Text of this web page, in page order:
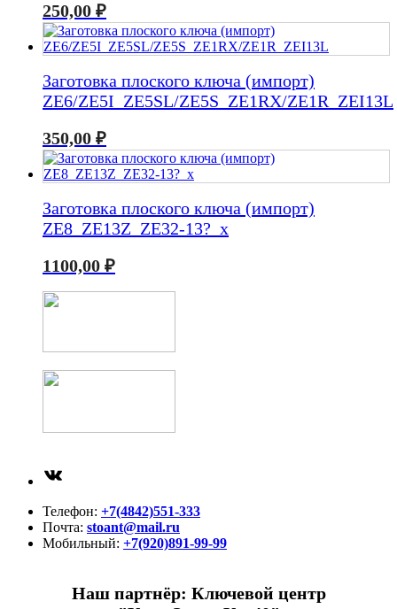
250,00 ₽
Заготовка плоского ключа (импорт)
ZE6/ZE5I_ZE5SL/ZE5S_ZE1RX/ZE1R_ZEI13L
350,00 ₽
Заготовка плоского ключа (импорт)
ZE8_ZE13Z_ZE32-13?_x
1100,00 ₽
Телефон: +7(4842)551-333
Почта: stoant@mail.ru
Мобильный: +7(920)891-99-99
Наш партнёр: Ключевой центр